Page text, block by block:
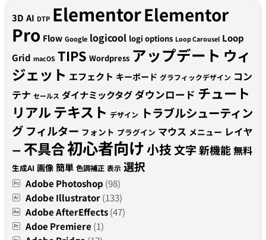
3D AI DTP ElementorElementor
Pro Flow Google logicool logi options Loop Carousel Loop
Grid macOS TIPS Wordpress アップデート ウィ
ジェット エフェクト キーボード グラフィックデザイン コン
テナ セールス ダイナミックタグダウンロード チュート
リアルテキスト デザイン トラブルシューティン
グ フィルター フォント プラグイン マウス メニュー レイヤ
ー 不具合初心者向け小技文字新機能無料
生成AI 画像 簡単 色調補正 表示 選択
Adobe Photoshop (98)
Adobe Illustrator(133)
Adobe AfterEffects(47)
Adoe Premiere (1)